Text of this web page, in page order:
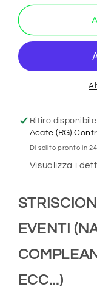
ed
bimbo/a
Ritiro
Acate (RG)
Di solito pronto in
Visualizza i
EVENTI
ECC...)